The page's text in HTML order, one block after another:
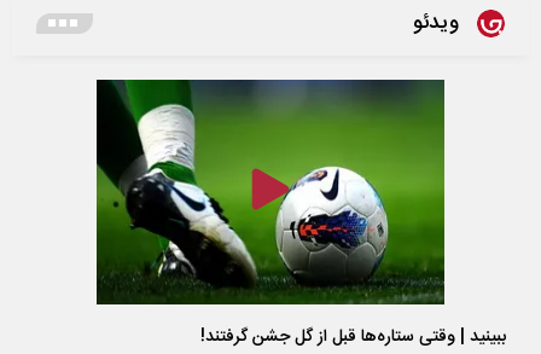
ویدئو
ببینید | وقتی ستاره‌ها قبل از گل جشن گرفتند!